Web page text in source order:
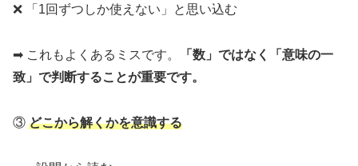
❌ 「1回ずつしか使えない」と思い込む
➡ これもよくあるミスです。
「数」ではなく「意味の一
致」で判断することが重要です。
③ どこから解くかを意識する